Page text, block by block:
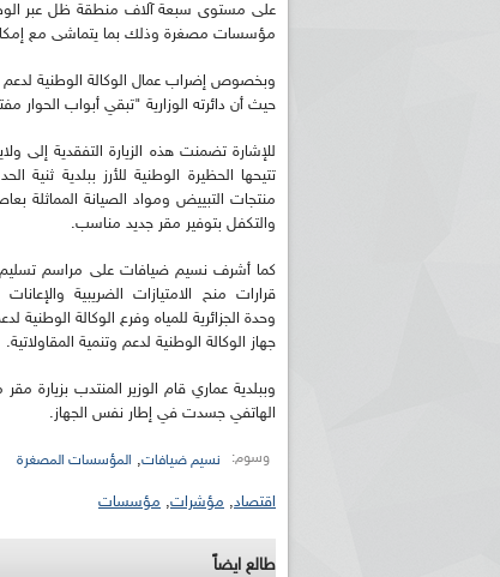
على مستوى سبعة آلاف منطقة ظل عبر الوطن،
مؤسسات مصغرة وذلك بما يتماشى مع
وبخصوص إضراب عمال الوكالة الوطنية لدعم
حيث أن دائرته الوزارية "تبقي أبواب الحوار
للإشارة تضمنت هذه الزيارة التفقدية إلى
تتيحها الحظيرة الوطنية للأرز ببلدية
منتجات التبييض ومواد الصيانة المماثلة
والتكفل بتوفير مقر جديد مناسب.
كما أشرف نسيم ضيافات على مراسم
قرارات منح الامتيازات الضريبية
وحدة الجزائرية للمياه وفرع الوكالة
جهاز الوكالة الوطنية لدعم وتنمية المقاولاتية.
وببلدية عماري قام الوزير المنتدب بزيارة
الهاتفي جسدت في إطار نفس الجهاز.
وسوم: نسيم ضيافات, المؤسسات المصغرة
اقتصاد, مؤشرات, مؤسسات
طالع ايضاً